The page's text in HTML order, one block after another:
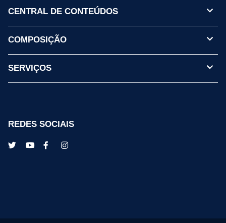
CENTRAL DE CONTEÚDOS
COMPOSIÇÃO
SERVIÇOS
REDES SOCIAIS